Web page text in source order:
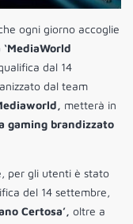
ogni giorno accoglie
dal 14
dal team
metterà in
gaming brandizzato
per gli utenti è stato
del 14 settembre,
Certosa’, oltre a